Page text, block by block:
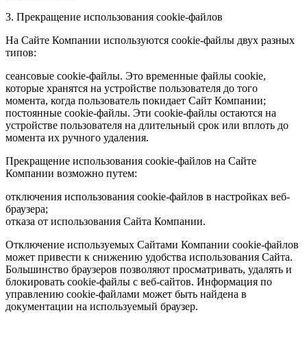
3. Прекращение использования cookie-файлов
На Сайте Компании используются cookie-файлы двух разных
типов:
сеансовые cookie-файлы. Это временные файлы cookie,
которые хранятся на устройстве пользователя до того
момента, когда пользователь покидает Сайт Компании;
постоянные cookie-файлы. Эти cookie-файлы остаются на
устройстве пользователя на длительный срок или вплоть до
момента их ручного удаления.
Прекращение использования cookie-файлов на Сайте
Компании возможно путем:
отключения использования cookie-файлов в настройках веб-
браузера;
отказа от использования Сайта Компании.
Отключение используемых Сайтами Компании cookie-файлов
может привести к снижению удобства использования Сайта.
Большинство браузеров позволяют просматривать, удалять и
блокировать cookie-файлы c веб-сайтов. Информация по
управлению cookie-файлами может быть найдена в
документации на используемый браузер.